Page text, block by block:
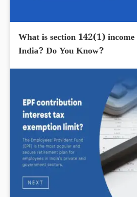
What is section 142(1)
India? Do You Know?